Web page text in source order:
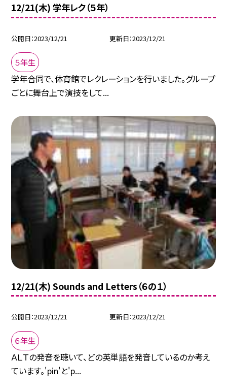
12/21(木) 学年レク（５年）
公開日 2023/12/21 更新日 2023/12/21
５年生
学年合同で、体育館でレクレーションを行いました。グループ
ごとに舞台上で演技をして...
12/21(木) Sounds and Letters（６の１）
公開日 2023/12/21 更新日 2023/12/21
６年生
ＡＬＴの発音を聴いて、どの英単語を発音しているのか考え
ています。'pin'と'p...